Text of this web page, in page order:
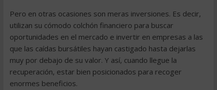
Pero en otras ocasiones son meras inversiones. Es decir,
utilizan su cómodo colchón financiero para buscar
oportunidades en el mercado e invertir en empresas a las
que las caídas bursátiles hayan castigado hasta dejarlas
muy por debajo de su valor. Y así, cuando llegue la
recuperación, estar bien posicionados para recoger
enormes beneficios.